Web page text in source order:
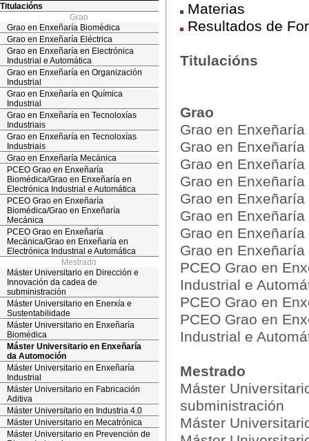
Titulacións
Grao
Grao en Enxeñaría Biomédica
Grao en Enxeñaría Eléctrica
Grao en Enxeñaría en Electrónica
Industrial e Automática
Grao en Enxeñaría en Organización
Industrial
Grao en Enxeñaría en Química
Industrial
Grao en Enxeñaría en Tecnoloxías
Industriais
Grao en Enxeñaría en Tecnoloxías
Industriais
Grao en Enxeñaría Mecánica
PCEO Grao en Enxeñaría
Biomédica/Grao en Enxeñaría en
Electrónica Industrial e Automática
PCEO Grao en Enxeñaría
Biomédica/Grao en Enxeñaría
Mecánica
PCEO Grao en Enxeñaría
Mecánica/Grao en Enxeñaría en
Electrónica Industrial e Automática
Mestrado
Máster Universitario en Dirección e
Innovación da cadea de
subministración
Máster Universitario en Enerxía e
Sustentabilidade
Máster Universitario en Enxeñaría
Biomédica
Máster Universitario en Enxeñaría
da Automoción
Máster Universitario en Enxeñaría
Industrial
Máster Universitario en Fabricación
Aditiva
Máster Universitario en Industria 4.0
Máster Universitario en Mecatrónica
Máster Universitario en Prevención de
Materias
Resultados de
Titulacións
Grao
Grao en
Grao en
Grao en
Grao en
Grao en
Grao en
Grao en
Grao en
PCEO Grao en
Industrial e
PCEO Grao en
PCEO Grao en
Industrial e
Mestrado
Máster
subministración
Máster